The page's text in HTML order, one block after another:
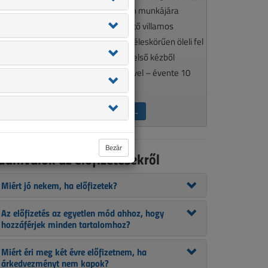
olvasmánya minden munkájára
igényes, a szakma aktualitásait követő villamos
A VL tematikája széleskörűen öleli fel
a szakmánkat érintő kérdéseket, így első kézből
szakcikkeink segítségével – évente 10
ÉRDEKEL AZ ELŐFIZETÉS →
az előfizetésekről
Miért jó nekem, ha előfizetek?
Az előfizetés az egyetlen mód ahhoz, hogy
hozzáférjek minden tartalomhoz?
Miért éri meg két évre előfizetnem, ha
árkedvezményt nem kapok?
Bezár